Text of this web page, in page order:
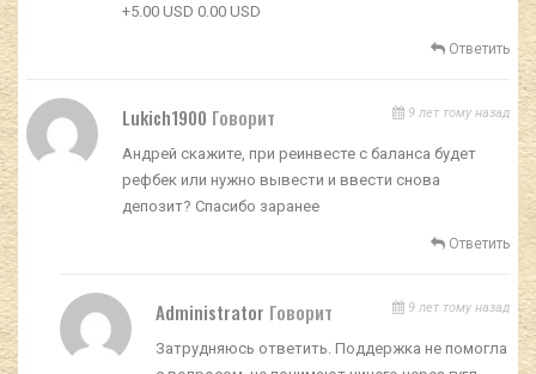
+5.00 USD 0.00 USD
Ответить
Lukich1900 Говорит 9 лет тому назад
Андрей скажите, при реинвесте с баланса будет
рефбек или нужно вывести и ввести снова
депозит? Спасибо заранее
Ответить
Administrator Говорит 9 лет тому назад
Затрудняюсь ответить. Поддержка не помогла